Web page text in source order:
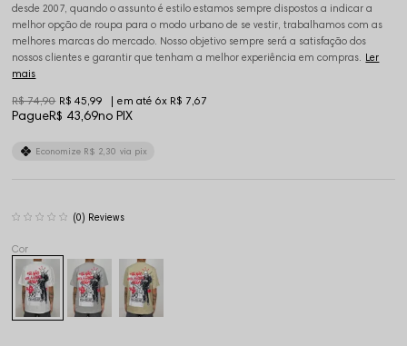
desde 2007, quando o assunto é estilo estamos sempre dispostos a indicar a
melhor opção de roupa para o modo urbano de se vestir, trabalhamos com as
melhores marcas do mercado. Nosso objetivo sempre será a satisfação dos
nossos clientes e garantir que tenham a melhor experiência em compras. Ler
mais
PagueR$ 43,69no PIX
R$ 74,90 R$ 45,99 6x R$ 7,67
Economize R$ 2,30 via pix
(0)